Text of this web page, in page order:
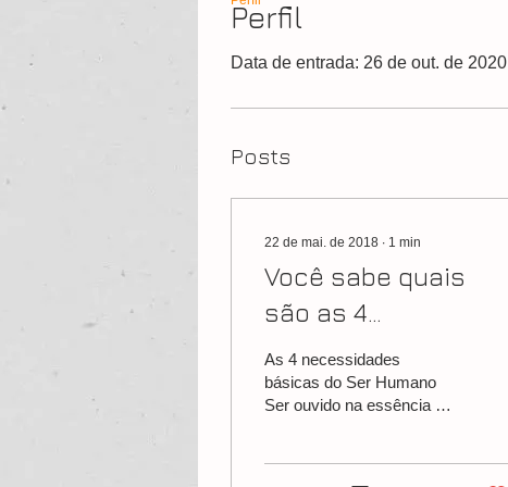
Perfil
Data de entrada: 26 de out. de 2020
Posts
22 de mai. de 2018 ∙ 1 min
Você sabe quais
são as 4
necessidades
básicas do Ser
Humano?
As 4 necessidades
básicas do Ser Humano
Ser ouvido na essência O